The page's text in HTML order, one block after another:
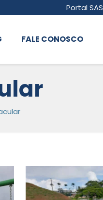
Portal SAS
FALE CONOSCO